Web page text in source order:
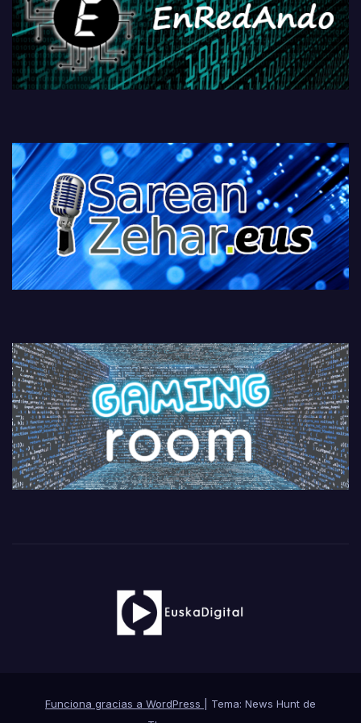
Funciona gracias a WordPress
Tema: News Hunt de